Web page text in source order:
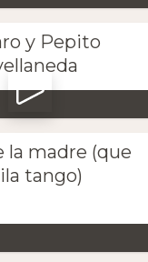
y Pepito
la madre (que
tango)